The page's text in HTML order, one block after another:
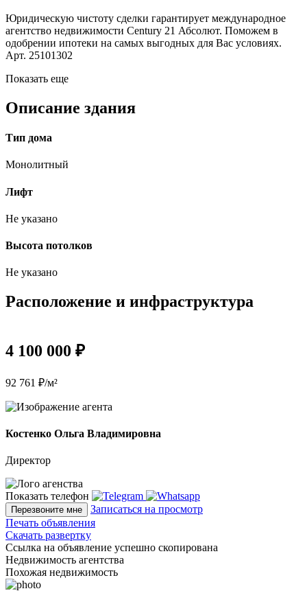
Юридическую чистоту сделки гарантирует международное
агентство недвижимости Century 21 Абсолют. Поможем в
одобрении ипотеки на самых выгодных для Вас условиях.
Арт. 25101302
Показать еще
Описание здания
Тип дома
Монолитный
Лифт
Не указано
Высота потолков
Не указано
Расположение и инфраструктура
4 100 000 ₽
92 761 ₽/м²
Костенко Ольга Владимировна
Директор
Показать телефон
Перезвоните мне
Записаться на просмотр
Печать объявления
Скачать развертку
Ссылка на объявление успешно скопирована
Недвижимость агентства
Похожая недвижимость